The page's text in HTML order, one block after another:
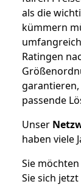
als die
kümmern
Ratingen
passende
Unser
haben viele
Sie
Sie sich